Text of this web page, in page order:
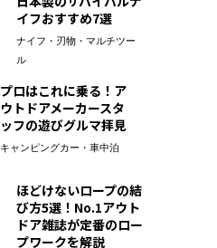
イフおすすめ7選
ナイフ・刃物・マルチツー
ル
プロはこれに乗る！ア
ウトドアメーカースタ
ッフの遊びグルマ拝見
キャンピングカー・車中泊
ほどけないロープの結
び方5選！No.1アウト
ドア雑誌が定番のロー
プワークを解説